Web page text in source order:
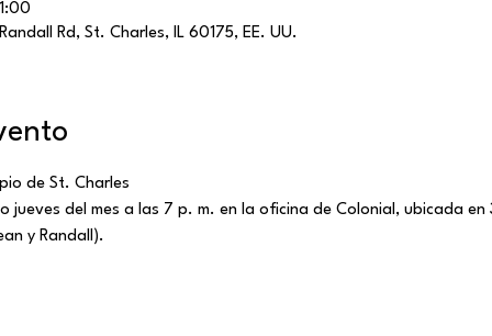
Rd, St. Charles, IL 60175, EE. UU.
de St. Charles
jueves del mes a las 7 p. m. en la oficina de Colonial, ubicada en
y Randall).